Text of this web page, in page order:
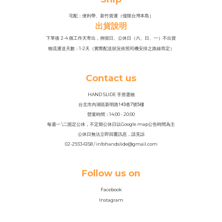
宅配：便利帶、新竹貨運（僅限台灣本島）
出貨說明
下單後 2-4 個工作天寄出，例假日、公休日（六、日、一）不出貨
物流運送天數：1-2天（實際配送狀況依照司機安排之路線而定）
Contact us
HAND SLIDE 手滑選物
台北市內湖區新明路143巷7號5樓
營業時間：14:00 - 20:00
每週一 \二固定公休，不定期公休日以Google map公告時間為主
公休日無法立即回覆訊息，請見諒
02-2933-6158 / infohandslide@gmail.com
Follow us on
Facebook
Instagram